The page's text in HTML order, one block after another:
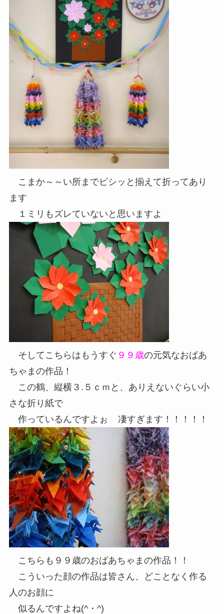
こまか～～い所までピシッと揃えて折ってあり
ます
１ミリもズレていないと思いますよ
そしてこちらはもうすぐ ９９歳の元気なおばあ
ちゃまの作品！
この鶴、縦横３.５ｃｍと、ありえないぐらい小
さな折り紙で
作っているんですよぉ
凄すぎます！！！！！
こちらも９９歳のおばあちゃまの作品！！
こういった顔の作品は皆さん、どことなく作る
人のお顔に
似るんですよね(^・^)